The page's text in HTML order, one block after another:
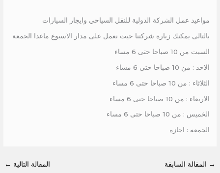
مواعيد عمل الشركة الدولية للنقل السياحي وايجار السيارات
بالتالى يمكنك زيارة شركتنا حيث نعمل على مدار الاسبوع ماعدا الجمعة
السبت من 10 صباحا حتى 6 مساء
الاحد : من 10 صباحا حتى 6 مساء
الثلاثاء : من 10 صباحا حتى 6 مساء
الاربعاء : من 10 صباحا حتى 6 مساء
الخميس : من 10 صباحا حتى 6 مساء
الجمعه : اجازة
→ المقالة السابقة المقالة التالية ←